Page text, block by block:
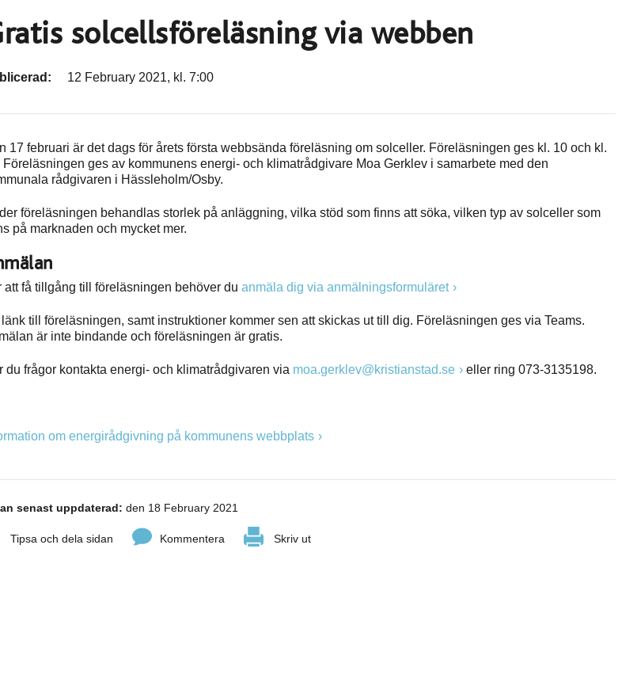
solcellsföreläsning via webben
12 February 2021, kl. 7:00
17 februari är det dags för årets första webbsända föreläsning om solceller. Föreläsningen ges kl. 10 och kl.
Föreläsningen ges av kommunens energi- och klimatrådgivare Moa Gerklev i samarbete med den
rådgivaren i Hässleholm/Osby.
föreläsningen behandlas storlek på anläggning, vilka stöd som finns att söka, vilken typ av solceller som
på marknaden och mycket mer.
att få tillgång till föreläsningen behöver du anmäla dig via anmälningsformuläret
länk till föreläsningen, samt instruktioner kommer sen att skickas ut till dig. Föreläsningen ges via Teams.
är inte bindande och föreläsningen är gratis.
du frågor kontakta energi- och klimatrådgivaren via moa.gerklev@kristianstad.se eller ring 073-3135198.
om energirådgivning på kommunens webbplats
senast uppdaterad: den 18 February 2021
Tipsa och dela sidan Kommentera Skriv ut